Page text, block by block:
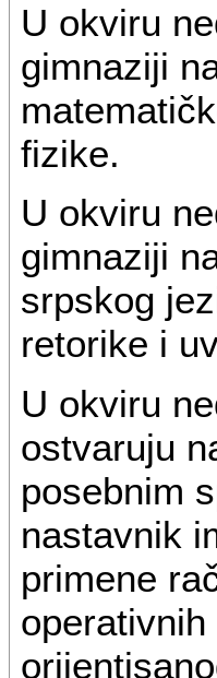
U okviru
gimnaziji
fizike.
U okviru
gimnaziji
srpskog
retorike i
U okviru
ostvaruju
posebnim
nastavnik
primene